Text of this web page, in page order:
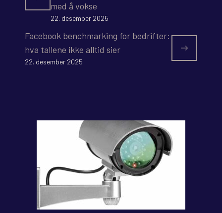
med å vokse
22. desember 2025
Facebook benchmarking for bedrifter:
hva tallene ikke alltid sier
22. desember 2025